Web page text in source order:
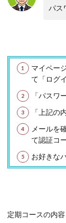
パス
マイペー
て「ログ
「パスワ
「上記の
メールを
て認証コ
お好きな
定期コースの内